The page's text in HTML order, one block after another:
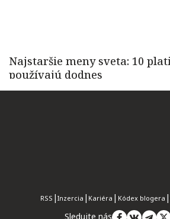
RSS Inzercia Kariéra Kódex blogera
Sledujte nás